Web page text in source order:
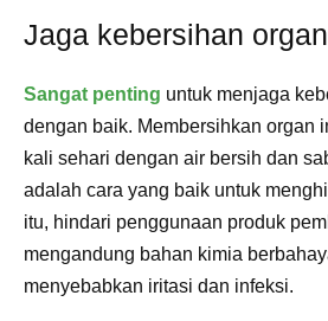
Jaga kebersihan
Sangat penting untuk menjaga
dengan baik. Membersihkan organ
kali sehari dengan air bersih dan
adalah cara yang baik untuk
itu, hindari penggunaan produk
mengandung bahan kimia
menyebabkan iritasi dan infeksi.